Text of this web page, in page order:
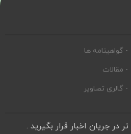
- گواهینامه ها
- مقالات
- گالری تصاویر
در جریان اخبار قرار بگیرید .